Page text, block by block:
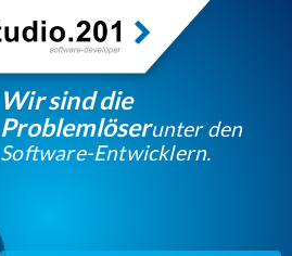
Wir sind die
Problemlöserunter den
Software-Entwicklern.